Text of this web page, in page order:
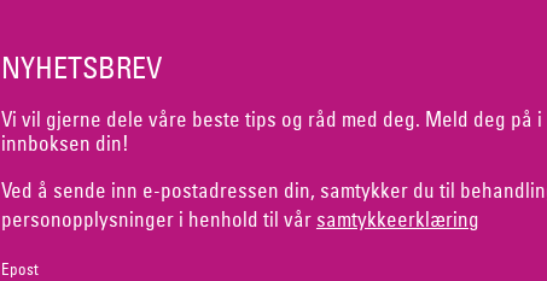
NYHETSBREV
Vi vil gjerne dele våre beste tips og råd med deg. Meld deg på
innboksen din!
Ved å sende inn e-postadressen din, samtykker du til
personopplysninger i henhold til vår samtykkeerklæring
Epost